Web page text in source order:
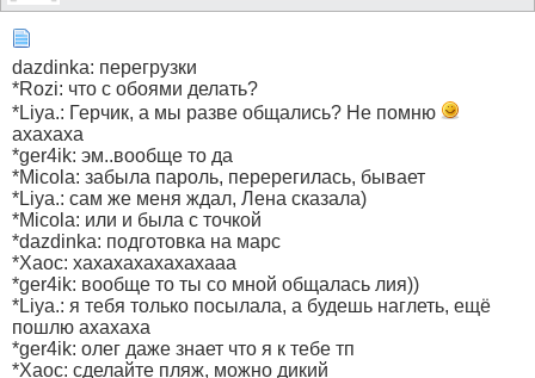
dazdinka: перегрузки
*Rozi: что с обоями делать?
*Liya.: Герчик, а мы разве общались? Не помню
ахахаха
*ger4ik: эм..вообще то да
*Micola: забыла пароль, перерегилась, бывает
*Liya.: сам же меня ждал, Лена сказала)
*Micola: или и была с точкой
*dazdinka: подготовка на марс
*Xaoc: хахахахахахахааа
*ger4ik: вообще то ты со мной общалась лия))
*Liya.: я тебя только посылала, а будешь наглеть, ещё
пошлю ахахаха
*ger4ik: олег даже знает что я к тебе тп
*Xaoc: сделайте пляж, можно дикий